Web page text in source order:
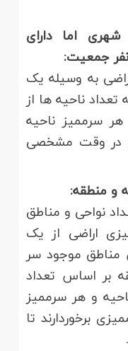
اما دارای
به وسیله یک
ناحیه ها از
سرممیز ناحیه
در وقت مشخصی
و منطقه:
نواحی و مناطق
اراضی از یک
موجود سر
بر اساس تعداد
و هر سرممیز
برخوردارند تا